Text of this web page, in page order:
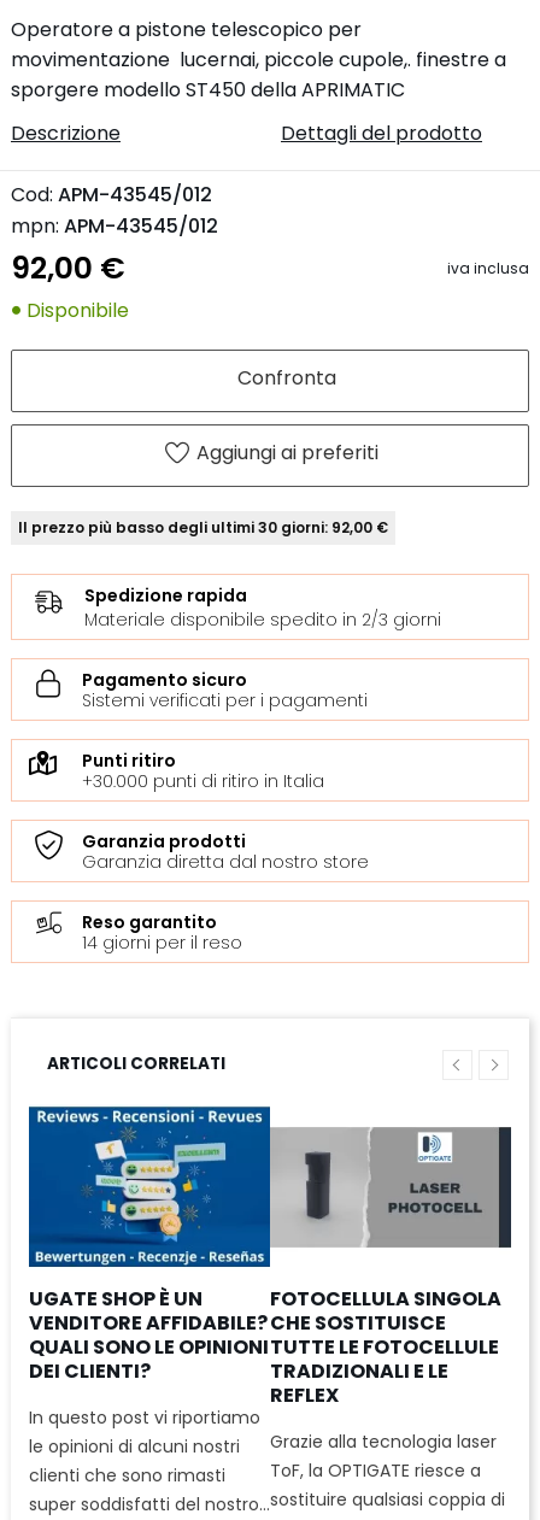
Operatore a pistone telescopico per
movimentazione lucernai, piccole cupole,. finestre a
sporgere modello ST450 della APRIMATIC
Descrizione
Dettagli del prodotto
Cod: APM-43545/012
mpn: APM-43545/012
92,00 € iva inclusa
Disponibile
Confronta
Aggiungi ai preferiti
Il prezzo più basso degli ultimi 30 giorni: 92,00 €
Spedizione rapida
Materiale disponibile spedito in 2/3 giorni
Pagamento sicuro
Sistemi verificati per i pagamenti
Punti ritiro
+30.000 punti di ritiro in Italia
Garanzia prodotti
Garanzia diretta dal nostro store
Reso garantito
14 giorni per il reso
ARTICOLI CORRELATI
UGATE SHOP È UN
VENDITORE AFFIDABILE?
QUALI SONO LE OPINIONI
DEI CLIENTI?
In questo post vi riportiamo
le opinioni di alcuni nostri
clienti che sono rimasti
super soddisfatti del nostro...
FOTOCELLULA SINGOLA
CHE SOSTITUISCE
TUTTE LE FOTOCELLULE
TRADIZIONALI E LE
REFLEX
Grazie alla tecnologia laser
ToF, la OPTIGATE riesce a
sostituire qualsiasi coppia di